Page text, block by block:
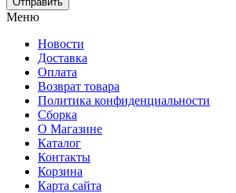
Меню
Новости
Доставка
Оплата
Возврат товара
Политика конфиденциальности
Сборка
О Магазине
Каталог
Контакты
Корзина
Карта сайта